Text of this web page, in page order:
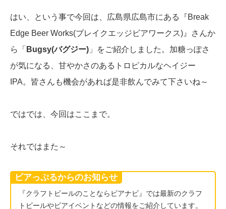
はい、という事で今回は、広島県広島市にある『Break
Edge Beer Works(ブレイクエッジビアワークス)』さんか
ら「 Bugsy(バグジー) 」をご紹介しました。加糖っぽさ
が気になる、甘やかさのあるトロピカルなヘイジー
IPA。皆さんも機会があれば是非飲んでみて下さいね～
ではでは、今回はここまで。
それではまた～
ビアっぷるからのお知らせ
『クラフトビールのことならビアナビ』では最新のクラフ
トビールやビアイベントなどの情報をご紹介しています。